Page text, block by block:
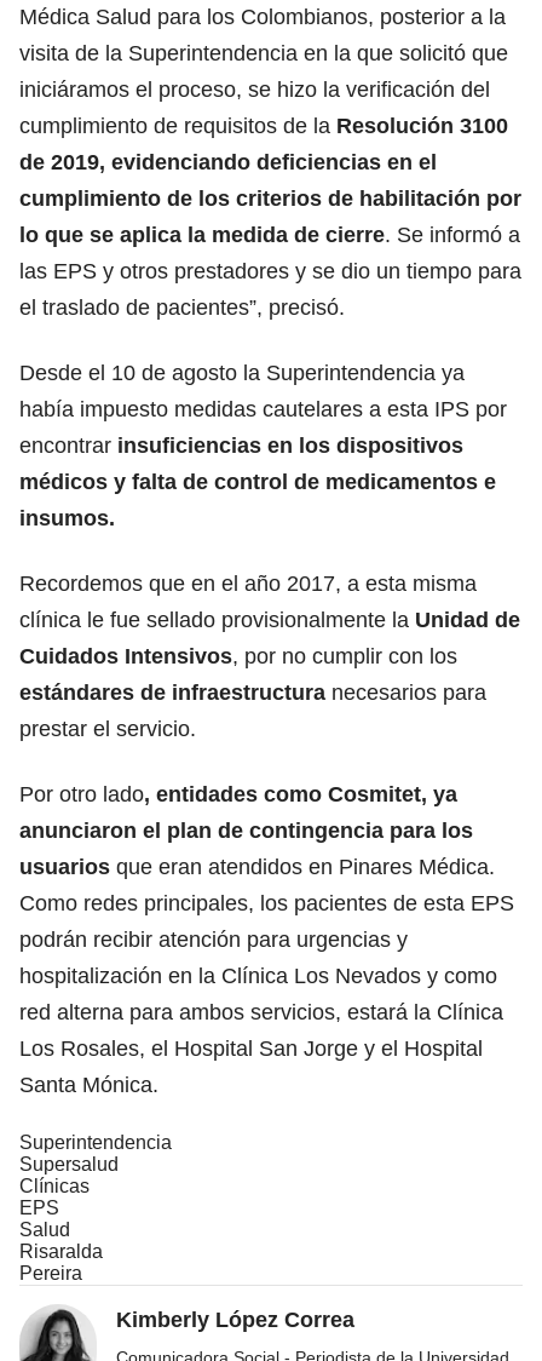
Médica Salud para los Colombianos, posterior a la
visita de la Superintendencia en la que solicitó que
iniciáramos el proceso, se hizo la verificación del
cumplimiento de requisitos de la Resolución 3100
de 2019, evidenciando deficiencias en el
cumplimiento de los criterios de habilitación por
lo que se aplica la medida de cierre. Se informó a
las EPS y otros prestadores y se dio un tiempo para
el traslado de pacientes”, precisó.
Desde el 10 de agosto la Superintendencia ya
había impuesto medidas cautelares a esta IPS por
encontrar insuficiencias en los dispositivos
médicos y falta de control de medicamentos e
insumos.
Recordemos que en el año 2017, a esta misma
clínica le fue sellado provisionalmente la Unidad de
Cuidados Intensivos, por no cumplir con los
estándares de infraestructura necesarios para
prestar el servicio.
Por otro lado, entidades como Cosmitet, ya
anunciaron el plan de contingencia para los
usuarios que eran atendidos en Pinares Médica.
Como redes principales, los pacientes de esta EPS
podrán recibir atención para urgencias y
hospitalización en la Clínica Los Nevados y como
red alterna para ambos servicios, estará la Clínica
Los Rosales, el Hospital San Jorge y el Hospital
Santa Mónica.
Superintendencia
Supersalud
Clínicas
EPS
Salud
Risaralda
Pereira
Kimberly López Correa
Comunicadora Social - Periodista de la Universidad